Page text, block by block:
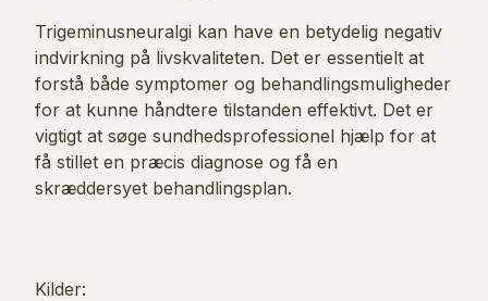
Trigeminusneuralgi kan have en betydelig negativ
indvirkning på livskvaliteten. Det er essentielt at
forstå både symptomer og behandlingsmuligheder
for at kunne håndtere tilstanden effektivt. Det er
vigtigt at søge sundhedsprofessionel hjælp for at
få stillet en præcis diagnose og få en
skræddersyet behandlingsplan.
Kilder: